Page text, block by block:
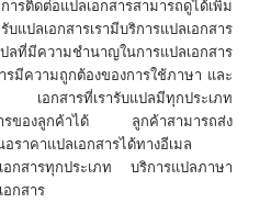
รติดต่อแปลเอกสารสามารถดูได้เพิ่ม
แปลเอกสารเรามีบริการแปลเอกสาร
มีความชำนาญในการแปลเอกสาร
รมีความถูกต้องของการใช้ภาษา และ
เอกสารที่เรารับแปลมีทุกประเภท
ารของลูกค้าได้ ลูกค้าสามารถส่ง
ราคาแปลเอกสารได้ทางอีเมล
กสารทุกประเภท บริการแปลภาษา
กสาร